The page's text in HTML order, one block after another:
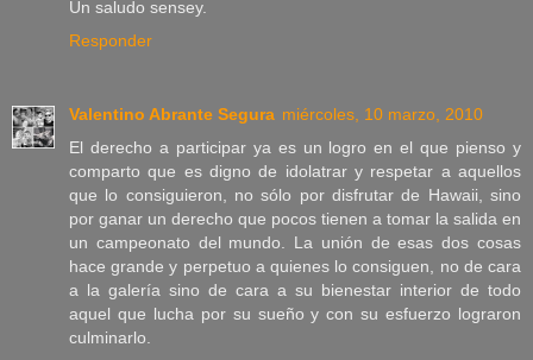
Un saludo sensey.
Responder
Valentino Abrante Segura miércoles, 10 marzo, 2010
El derecho a participar ya es un logro en el que pienso y
comparto que es digno de idolatrar y respetar a aquellos
que lo consiguieron, no sólo por disfrutar de Hawaii, sino
por ganar un derecho que pocos tienen a tomar la salida en
un campeonato del mundo. La unión de esas dos cosas
hace grande y perpetuo a quienes lo consiguen, no de cara
a la galería sino de cara a su bienestar interior de todo
aquel que lucha por su sueño y con su esfuerzo lograron
culminarlo.